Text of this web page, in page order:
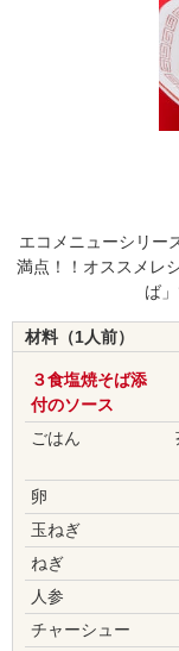
エコメニューシリー
満点！！オススメレ
ば
材料（1人前）
３食塩焼そば添
付のソース
ごはん
卵
玉ねぎ
ねぎ
人参
チャーシュー